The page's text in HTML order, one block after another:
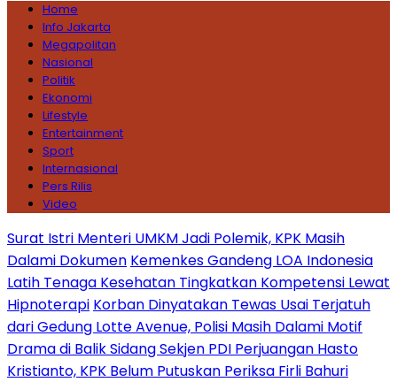
Home
Info Jakarta
Megapolitan
Nasional
Politik
Ekonomi
Lifestyle
Entertainment
Sport
Internasional
Pers Rilis
Video
Surat Istri Menteri UMKM Jadi Polemik, KPK Masih
Dalami Dokumen Kemenkes Gandeng LOA Indonesia
Latih Tenaga Kesehatan Tingkatkan Kompetensi Lewat
Hipnoterapi Korban Dinyatakan Tewas Usai Terjatuh
dari Gedung Lotte Avenue, Polisi Masih Dalami Motif
Drama di Balik Sidang Sekjen PDI Perjuangan Hasto
Kristianto, KPK Belum Putuskan Periksa Firli Bahuri